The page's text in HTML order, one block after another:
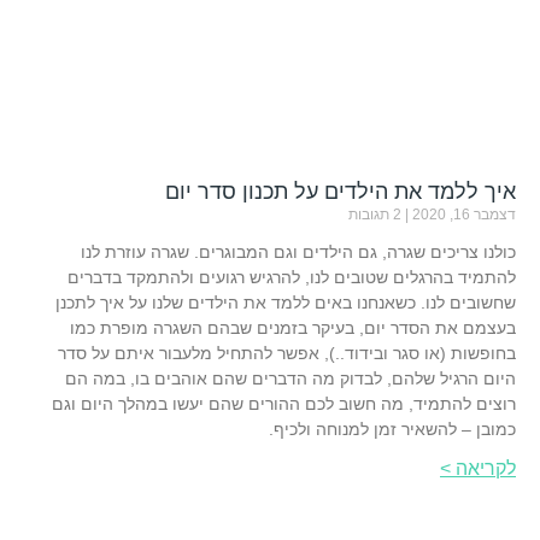
איך ללמד את הילדים על תכנון סדר יום
דצמבר 16, 2020
כולנו צריכים שגרה, גם הילדים וגם המבוגרים. שגרה עוזרת לנו
להתמיד בהרגלים שטובים לנו, להרגיש רגועים ולהתמקד בדברים
שחשובים לנו. כשאנחנו באים ללמד את הילדים שלנו על איך לתכנן
בעצמם את הסדר יום, בעיקר בזמנים שבהם השגרה מופרת כמו
בחופשות (או סגר ובידוד..), אפשר להתחיל מלעבור איתם על סדר
היום הרגיל שלהם, לבדוק מה הדברים שהם אוהבים בו, במה הם
רוצים להתמיד, מה חשוב לכם ההורים שהם יעשו במהלך היום וגם
כמובן – להשאיר זמן למנוחה ולכיף.
לקריאה >